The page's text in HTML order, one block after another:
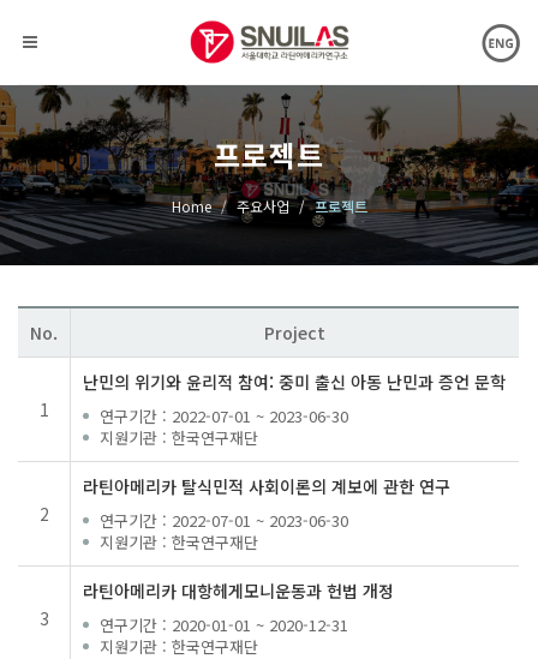
프로젝트
Home 주요사업 프로젝트
No. Project
1
난민의 위기와 윤리적 참여: 중미 출신 아동 난민과 증언 문학
연구기간 : 2022-07-01 ~ 2023-06-30
지원기관 : 한국연구재단
2
라틴아메리카 탈식민적 사회이론의 계보에 관한 연구
연구기간 : 2022-07-01 ~ 2023-06-30
지원기관 : 한국연구재단
3
라틴아메리카 대항헤게모니운동과 헌법 개정
연구기간 : 2020-01-01 ~ 2020-12-31
지원기관 : 한국연구재단